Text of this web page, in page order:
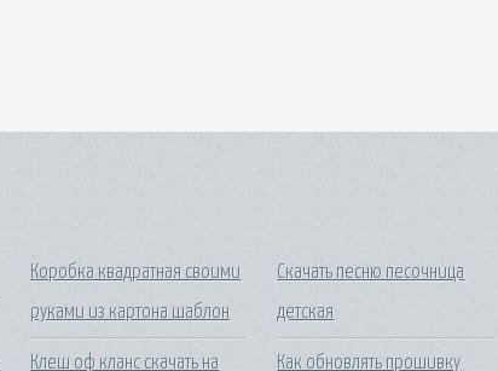
Коробка квадратная своими
руками из картона шаблон
Клеш оф кланс скачать на
Скачать песню песочница
детская
Как обновлять прошивку